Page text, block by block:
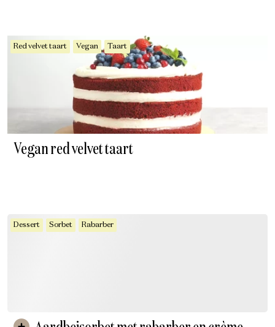
Red velvet taart Vegan Taart
Vegan red velvet taart
Dessert Sorbet Rabarber